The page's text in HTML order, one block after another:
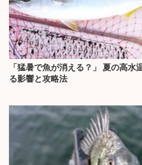
「猛暑で魚が消える？」 夏の高水
る影響と攻略法